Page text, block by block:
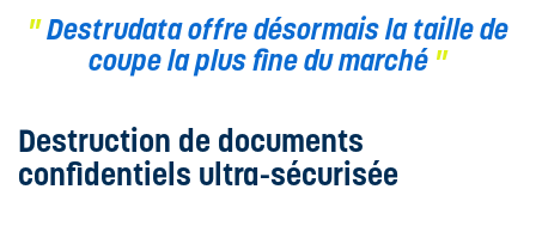
Destrudata offre désormais la taille de
coupe la plus fine du marché
Destruction de documents
confidentiels ultra-sécurisée
DESTRUCTION
RÉGULIÈRE
ULTRA-
SÉCURISÉE
DESTRUCTION
ULTRA-
PROTECTION
DES DONNÉES
POURQUOI
DÉTRUIRE SES
DOCUMENTS
NOS CAMIONS
XBEE
LE RECYCLAGE